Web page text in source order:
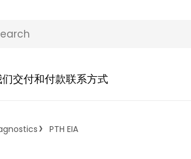
交付和付款联系方式
PTH EIA